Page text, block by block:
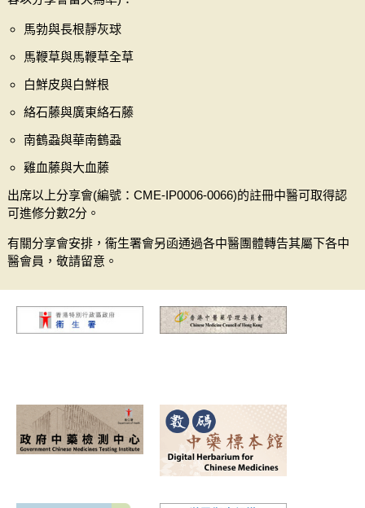
馬勃與長根靜灰球
馬鞭草與馬鞭草全草
白鮮皮與白鮮根
絡石藤與廣東絡石藤
南鶴蝨與華南鶴蝨
雞血藤與大血藤
出席以上分享會(編號：CME-IP0006-0066)的註冊中醫可取得認
可進修分數2分。
有關分享會安排，衞生署會另函通過各中醫團體轉告其屬下各中
醫會員，敬請留意。